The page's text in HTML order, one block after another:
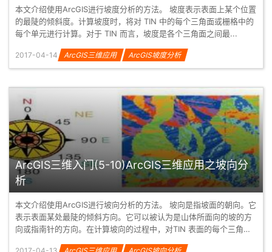
本文介绍使用ArcGIS进行坡度分析的方法。 坡度表示表面上某个位置
的最陡的倾斜度。计算坡度时，将对 TIN 中的每个三角面或栅格中的
每个单元进行计算。对于 TIN 而言，坡度是各个三角面之间最...
2017-04-14 ArcGIS三维应用 ArcGIS坡度分析
ArcGIS三维入门(5-10)ArcGIS三维应用之坡向分
析
本文介绍使用ArcGIS进行坡向分析的方法。 坡向是指坡面的朝向。它
表示表面某处最陡的倾斜方向。它可以被认为是山体所面向的坡的方
向或指南针的方向。在计算坡向的过程中，对TIN 表面的每个三角面